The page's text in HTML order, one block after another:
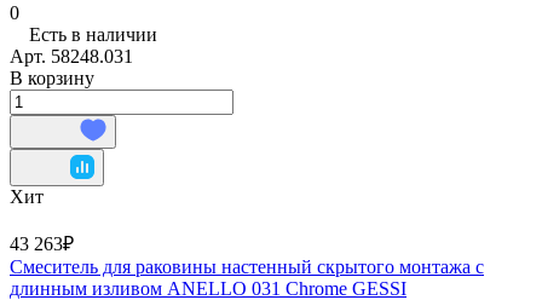
0
Есть в наличии
Арт. 58248.031
В корзину
Хит
43 263₽
Смеситель для раковины настенный скрытого монтажа с
длинным изливом ANELLO 031 Chrome GESSI